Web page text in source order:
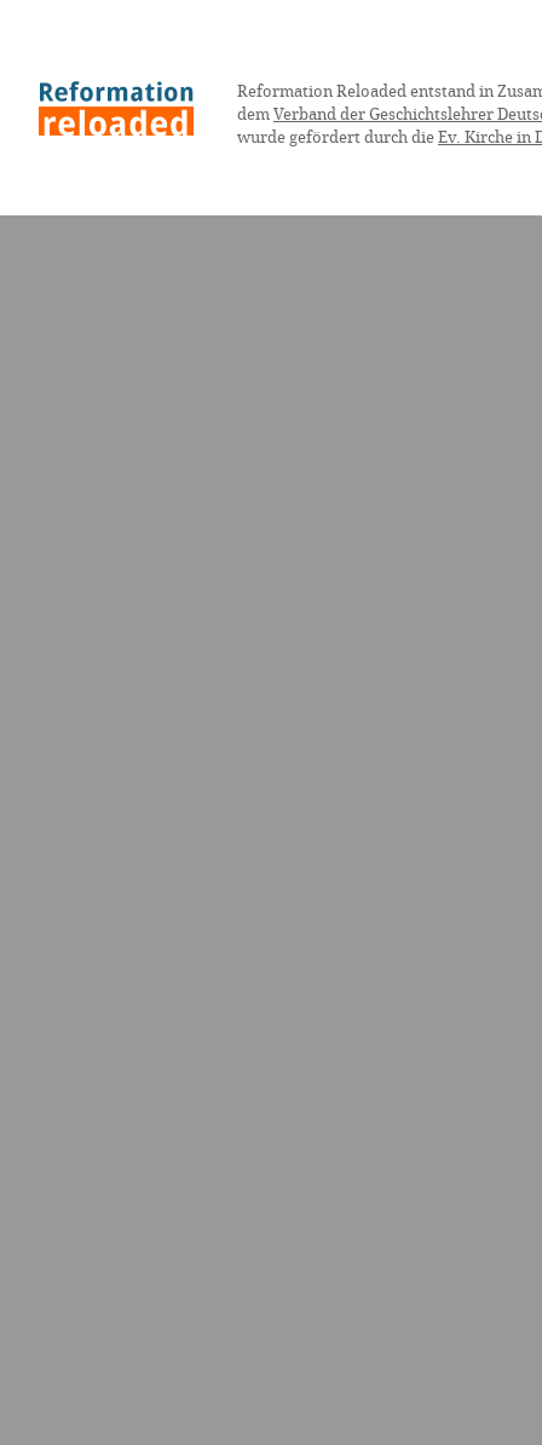
Reformation Reloaded entstand in
dem Verband der Geschichtslehrer
wurde gefördert durch die Ev. Kirche in